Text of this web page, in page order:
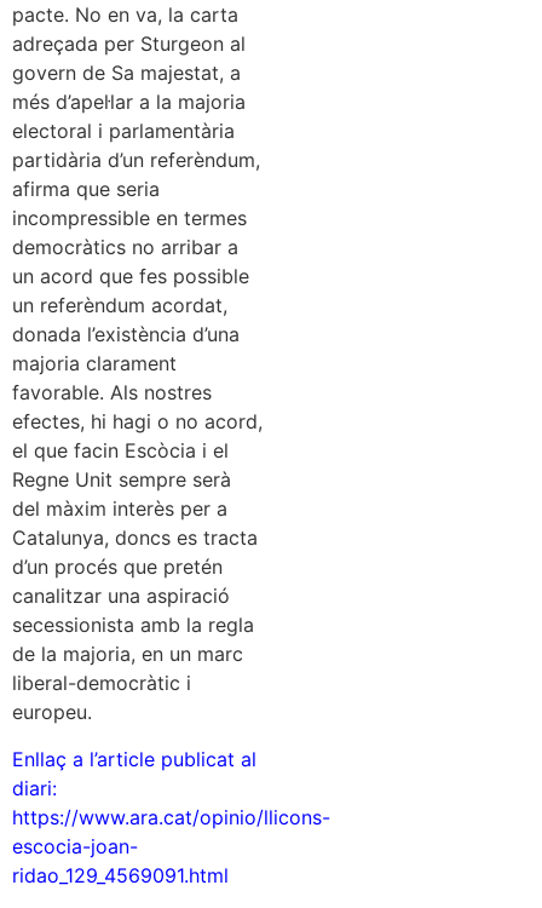
pacte. No en va, la carta
adreçada per Sturgeon al
govern de Sa majestat, a
més d’apel·lar a la majoria
electoral i parlamentària
partidària d’un referèndum,
afirma que seria
incompressible en termes
democràtics no arribar a
un acord que fes possible
un referèndum acordat,
donada l’existència d’una
majoria clarament
favorable. Als nostres
efectes, hi hagi o no acord,
el que facin Escòcia i el
Regne Unit sempre serà
del màxim interès per a
Catalunya, doncs es tracta
d’un procés que pretén
canalitzar una aspiració
secessionista amb la regla
de la majoria, en un marc
liberal-democràtic i
europeu.
Enllaç a l’article publicat al
diari:
https://www.ara.cat/opinio/llicons-
escocia-joan-
ridao_129_4569091.html